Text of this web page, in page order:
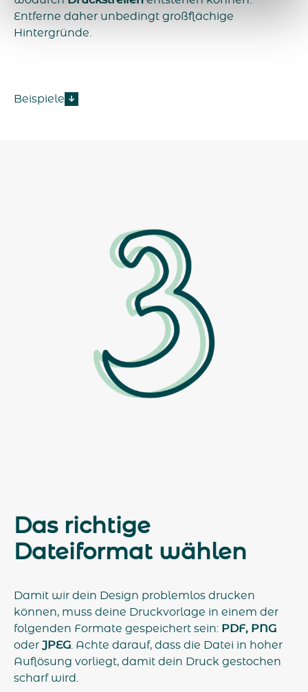
Entferne daher unbedingt großflächige
Hintergründe.
Beispiele
Das richtige
Dateiformat wählen
Damit wir dein Design problemlos drucken
können, muss deine Druckvorlage in einem der
folgenden Formate gespeichert sein: PDF, PNG
oder JPEG . Achte darauf, dass die Datei in hoher
Auflösung vorliegt, damit dein Druck gestochen
scharf wird.